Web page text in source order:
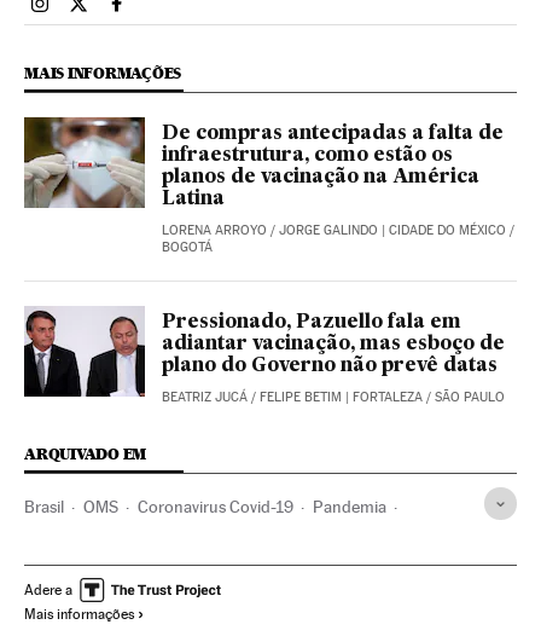
Brasil El País Brasil en Instagram
Brasil El País Brasil en Twitter
Brasil El País Brasil en Facebook
MAIS INFORMAÇÕES
De compras antecipadas a falta de
infraestrutura, como estão os
planos de vacinação na América
Latina
LORENA ARROYO / JORGE GALINDO | CIDADE DO MÉXICO /
BOGOTÁ
Pressionado, Pazuello fala em
adiantar vacinação, mas esboço de
plano do Governo não prevê datas
BEATRIZ JUCÁ / FELIPE BETIM | FORTALEZA / SÃO PAULO
ARQUIVADO EM
Brasil OMS Coronavirus Covid-19 Pandemia
Ministério Saúde Médicos
Adere a
Mais informações